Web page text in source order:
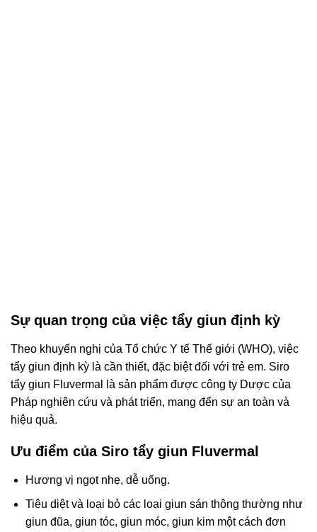
Sự quan trọng của việc tẩy giun định kỳ
Theo khuyến nghị của Tổ chức Y tế Thế giới (WHO), việc
tẩy giun định kỳ là cần thiết, đặc biệt đối với trẻ em. Siro
tẩy giun Fluvermal là sản phẩm được công ty Dược của
Pháp nghiên cứu và phát triển, mang đến sự an toàn và
hiệu quả.
Ưu điểm của Siro tẩy giun Fluvermal
Hương vị ngọt nhẹ, dễ uống.
Tiêu diệt và loại bỏ các loại giun sán thông thường như
giun đũa, giun tóc, giun móc, giun kim một cách đơn